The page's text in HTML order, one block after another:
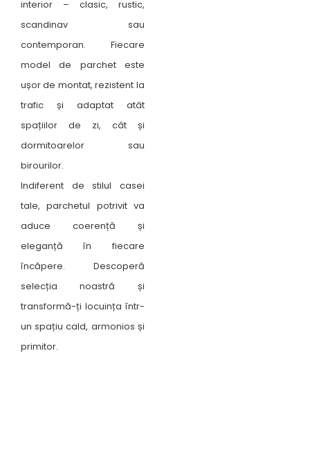
interior – clasic, rustic,
scandinav sau
contemporan. Fiecare
model de parchet este
ușor de montat, rezistent la
trafic și adaptat atât
spațiilor de zi, cât și
dormitoarelor sau
birourilor.
Indiferent de stilul casei
tale, parchetul potrivit va
aduce coerență și
eleganță în fiecare
încăpere. Descoperă
selecția noastră și
transformă-ți locuința într-
un spațiu cald, armonios și
primitor.